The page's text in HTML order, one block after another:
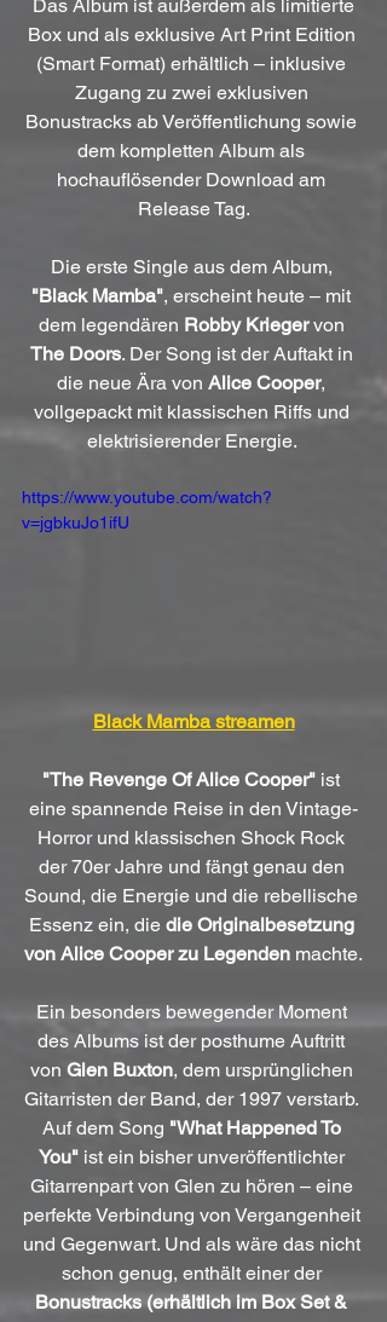
Box und als exklusive Art Print Edition
(Smart Format) erhältlich – inklusive
Zugang zu zwei exklusiven
Bonustracks ab Veröffentlichung sowie
dem kompletten Album als
hochauflösender Download am
Release Tag.
Die erste Single aus dem Album,
"Black Mamba", erscheint heute – mit
dem legendären Robby Krieger von
The Doors. Der Song ist der Auftakt in
die neue Ära von Alice Cooper,
vollgepackt mit klassischen Riffs und
elektrisierender Energie.
https://www.youtube.com/watch?
v=jgbkuJo1ifU
Black Mamba streamen
"The Revenge Of Alice Cooper" ist
eine spannende Reise in den Vintage-
Horror und klassischen Shock Rock
der 70er Jahre und fängt genau den
Sound, die Energie und die rebellische
Essenz ein, die die Originalbesetzung
von Alice Cooper zu Legenden machte.
Ein besonders bewegender Moment
des Albums ist der posthume Auftritt
von Glen Buxton, dem ursprünglichen
Gitarristen der Band, der 1997 verstarb.
Auf dem Song "What Happened To
You" ist ein bisher unveröffentlichter
Gitarrenpart von Glen zu hören – eine
perfekte Verbindung von Vergangenheit
und Gegenwart. Und als wäre das nicht
schon genug, enthält einer der
Bonustracks (erhältlich im Box Set &